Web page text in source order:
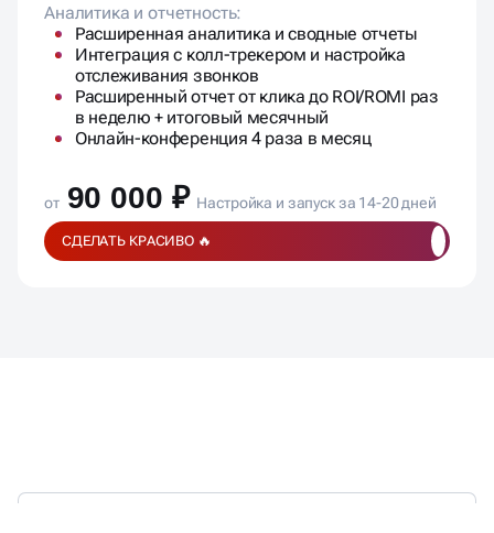
Аналитика и отчетность:
Расширенная аналитика и сводные отчеты
Интеграция с колл-трекером и настройка
отслеживания звонков
Расширенный отчет от клика до ROI/ROMI раз
в неделю + итоговый месячный
Онлайн-конференция 4 раза в месяц
от 90 000 ₽ Настройка и запуск за 14-20 дней
СДЕЛАТЬ КРАСИВО 🔥